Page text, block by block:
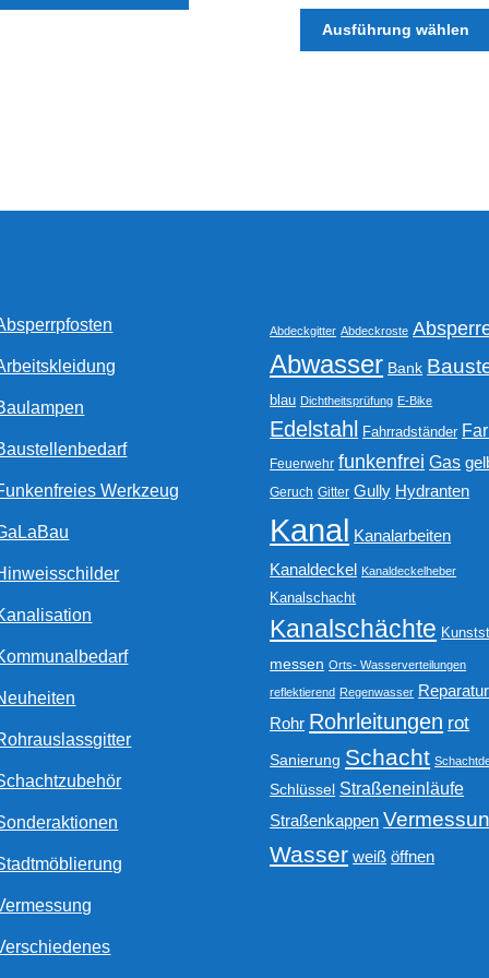
Ausführung wählen
Werkzeug
Abdeckgitter Abdeckroste
Abwasser Bank
blau Dichtheitsprüfung E-Bike
Edelstahl Fahrradständer
Feuerwehr funkenfrei Gas
Geruch Gitter Gully Hydranten
Kanal Kanalarbeiten
Kanaldeckel Kanaldeckelheber
Kanalschacht
Kanalschächte
messen Orts- Wasserverteilungen
reflektierend Regenwasser Reparatur
Rohr Rohrleitungen rot
Sanierung Schacht
Schlüssel Straßeneinläufe
Straßenkappen
Wasser weiß öffnen